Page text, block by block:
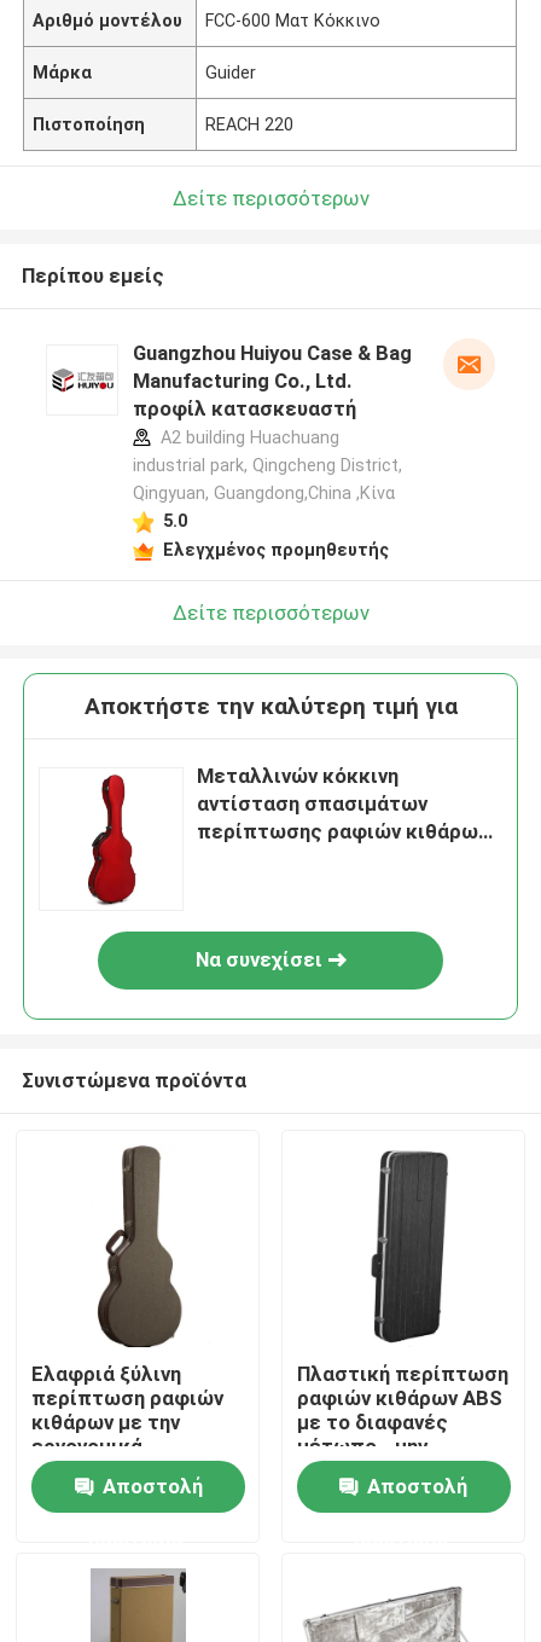
Σπίτι
Αριθμό μοντέλου FCC-600 Ματ Κόκκινο
Μάρκα Guider
Πιστοποίηση REACH 220
Δείτε περισσότερων
Περίπου εμείς
Guangzhou Huiyou Case & Bag
Manufacturing Co., Ltd.
προφίλ κατασκευαστή
A2 building Huachuang
industrial park, Qingcheng District,
Qingyuan, Guangdong,China ,Κίνα
5.0
Ελεγχμένος προμηθευτής
Δείτε περισσότερων
Αποκτήστε την καλύτερη τιμή για
Μεταλλινών κόκκινη
αντίσταση σπασιμάτων
περίπτωσης ραφιών κιθάρων
Να συνεχίσει
Συνιστώμενα προϊόντα
Ελαφριά ξύλινη
περίπτωση ραφιών
κιθάρων με την
εργονομικά
σχεδιασμένη λαβή
Αποστολή
Πλαστική περίπτωση
ραφιών κιθάρων ABS
με το διαφανές
μέτωπο - μην
ξυλεπενδύστε καμία
ρόδα
Αποστολή